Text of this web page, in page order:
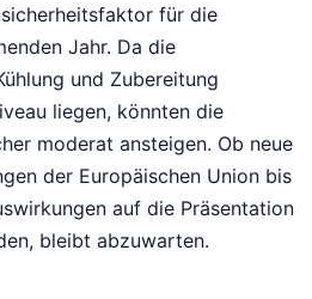
für die
Jahr. Da die
und Zubereitung
liegen, könnten die
moderat ansteigen. Ob neue
der Europäischen Union bis
auf die Präsentation
bleibt abzuwarten.